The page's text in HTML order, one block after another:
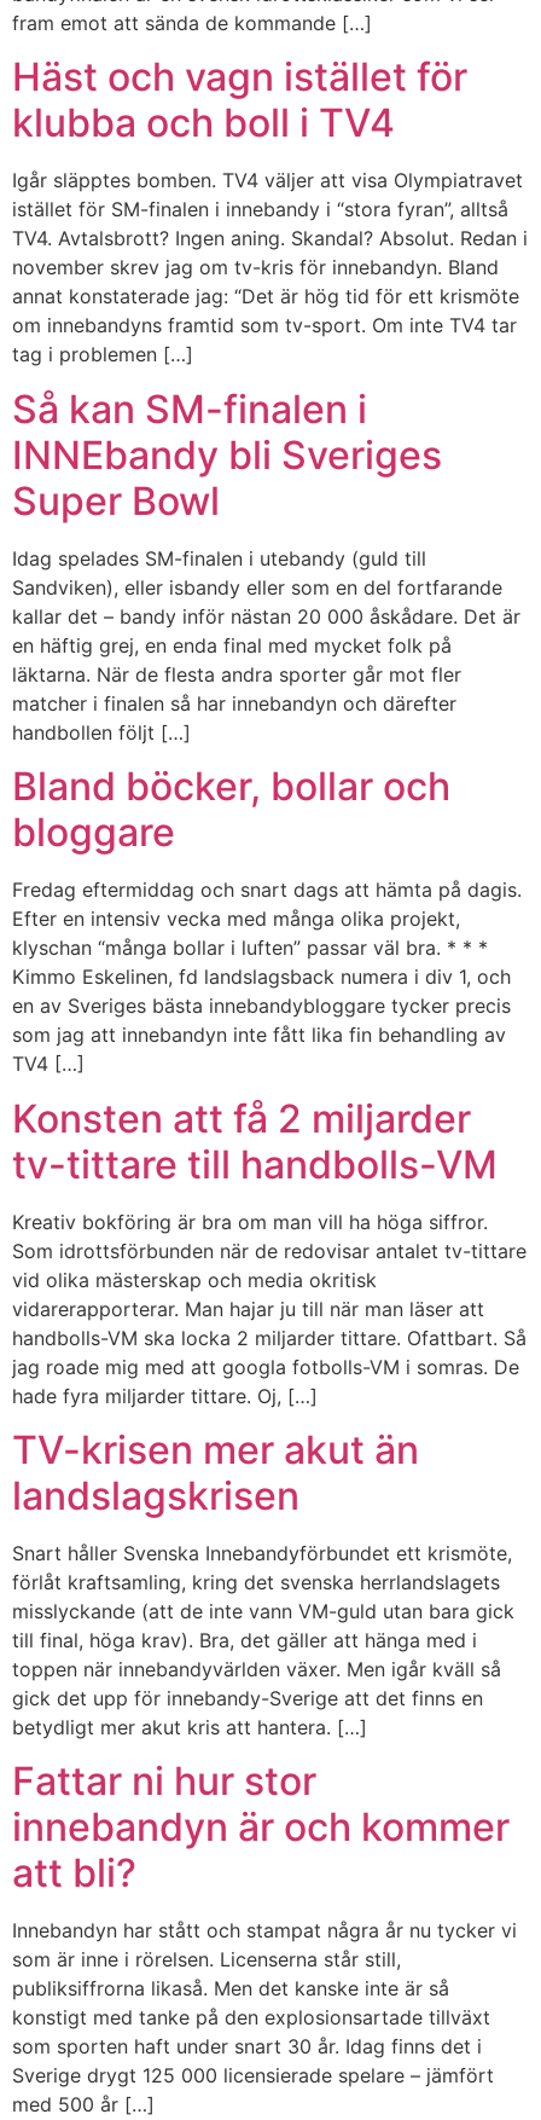
fram emot att sända de kommande […]
Häst och vagn istället för
klubba och boll i TV4
Igår släpptes bomben. TV4 väljer att visa Olympiatravet
istället för SM-finalen i innebandy i “stora fyran”, alltså
TV4. Avtalsbrott? Ingen aning. Skandal? Absolut. Redan i
november skrev jag om tv-kris för innebandyn. Bland
annat konstaterade jag: “Det är hög tid för ett krismöte
om innebandyns framtid som tv-sport. Om inte TV4 tar
tag i problemen […]
Så kan SM-finalen i
INNEbandy bli Sveriges
Super Bowl
Idag spelades SM-finalen i utebandy (guld till
Sandviken), eller isbandy eller som en del fortfarande
kallar det – bandy inför nästan 20 000 åskådare. Det är
en häftig grej, en enda final med mycket folk på
läktarna. När de flesta andra sporter går mot fler
matcher i finalen så har innebandyn och därefter
handbollen följt […]
Bland böcker, bollar och
bloggare
Fredag eftermiddag och snart dags att hämta på dagis.
Efter en intensiv vecka med många olika projekt,
klyschan “många bollar i luften” passar väl bra. * * *
Kimmo Eskelinen, fd landslagsback numera i div 1, och
en av Sveriges bästa innebandybloggare tycker precis
som jag att innebandyn inte fått lika fin behandling av
TV4 […]
Konsten att få 2 miljarder
tv-tittare till handbolls-VM
Kreativ bokföring är bra om man vill ha höga siffror.
Som idrottsförbunden när de redovisar antalet tv-tittare
vid olika mästerskap och media okritisk
vidarerapporterar. Man hajar ju till när man läser att
handbolls-VM ska locka 2 miljarder tittare. Ofattbart. Så
jag roade mig med att googla fotbolls-VM i somras. De
hade fyra miljarder tittare. Oj, […]
TV-krisen mer akut än
landslagskrisen
Snart håller Svenska Innebandyförbundet ett krismöte,
förlåt kraftsamling, kring det svenska herrlandslagets
misslyckande (att de inte vann VM-guld utan bara gick
till final, höga krav). Bra, det gäller att hänga med i
toppen när innebandyvärlden växer. Men igår kväll så
gick det upp för innebandy-Sverige att det finns en
betydligt mer akut kris att hantera. […]
Fattar ni hur stor
innebandyn är och kommer
att bli?
Innebandyn har stått och stampat några år nu tycker vi
som är inne i rörelsen. Licenserna står still,
publiksiffrorna likaså. Men det kanske inte är så
konstigt med tanke på den explosionsartade tillväxt
som sporten haft under snart 30 år. Idag finns det i
Sverige drygt 125 000 licensierade spelare – jämfört
med 500 år […]